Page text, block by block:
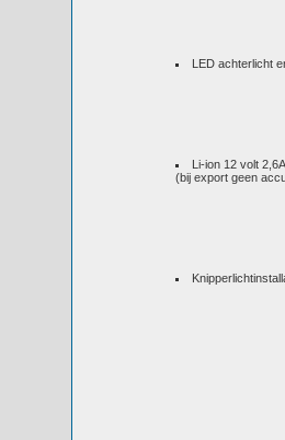
LED achterlicht
Li-ion 12 volt
(bij export geen